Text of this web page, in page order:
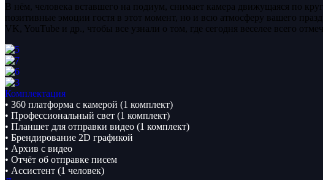
В нём, человека вставшего на подиум, снимает камера движущаяся по
позитивные эмоции гостя в этот момент, но и всю атмосферу вашего
VK, YouTube и др., чтобы все узнали о том, где сегодня веселее всего
Комплектация
• 360 платформа с камерой (1 комплект)
• Профессиональный свет (1 комплект)
• Планшет для отправки видео (1 комплект)
• Брендирование 2D графикой
• Архив с видео
• Отчёт об отправке писем
• Ассистент (1 человек)